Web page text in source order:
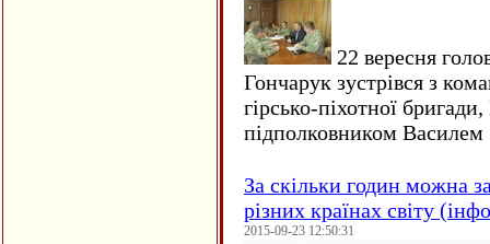
22 вересня
Гончарук зустрівся з
гірсько-піхотної
підполковником
За скільки годин можна
різних країнах світу
2015-09-23 12:50:31